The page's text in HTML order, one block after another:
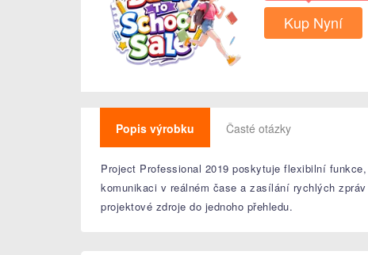
Kup Nyní
Popis výrobku Časté otázky
Project Professional 2019 poskytuje flexibilní
komunikaci v reálném čase a zasílání rychlých
projektové zdroje do jednoho přehledu.